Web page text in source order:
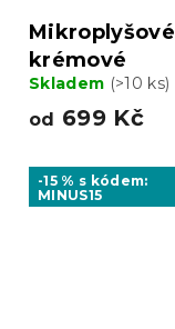
krémové
Skladem (>10 ks)
od 699 Kč
-15 % s kódem:
MINUS15